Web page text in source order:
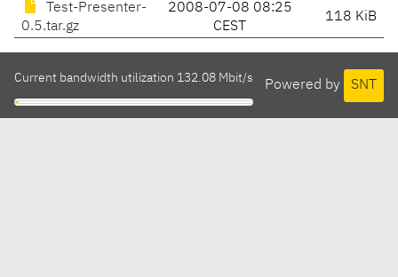
Test-Presenter-
0.5.tar.gz
2008-07-08 08:25
CEST
118 KiB
Powered by SNT
Current bandwidth utilization 132.08 Mbit/s